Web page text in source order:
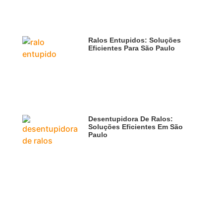
Ralos Entupidos: Soluções
Eficientes Para São Paulo
Desentupidora De Ralos:
Soluções Eficientes Em São
Paulo